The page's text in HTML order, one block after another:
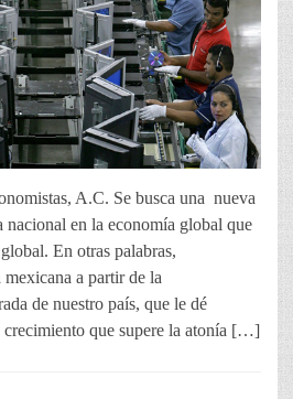
A.C. Se busca una nueva
nacional en la economía global que
En otras palabras,
a partir de la
de nuestro país, que le dé
crecimiento que supere la atonía […]